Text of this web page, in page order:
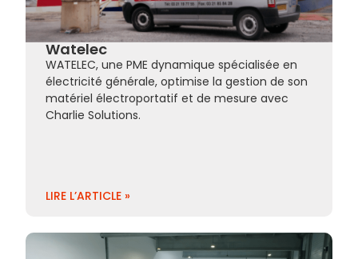
Watelec
WATELEC, une PME dynamique spécialisée en
électricité générale, optimise la gestion de son
matériel électroportatif et de mesure avec
Charlie Solutions.
LIRE L’ARTICLE »